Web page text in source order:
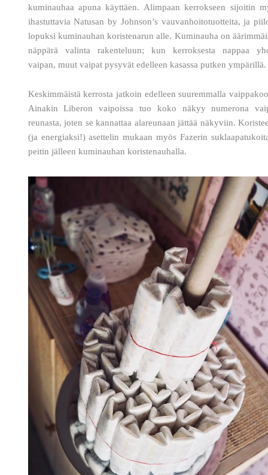
kuminauhaa apuna käyttäen. Alimpaan kerrokseen sijoitin
ihastuttavia Natusan by Johnson’s vauvanhoitotuotteita, ja
lopuksi kuminauhan koristenarun alle. Kuminauha on
näppärä valinta rakenteluun; kun kerroksesta nappaa
vaipan, muut vaipat pysyvät edelleen kasassa putken ympärillä.
Keskimmäistä kerrosta jatkoin edelleen suuremmalla
Ainakin Liberon vaipoissa tuo koko näkyy numerona
reunasta, joten se kannattaa alareunaan jättää näkyviin.
(ja energiaksi!) asettelin mukaan myös Fazerin
peitin jälleen kuminauhan koristenauhalla.